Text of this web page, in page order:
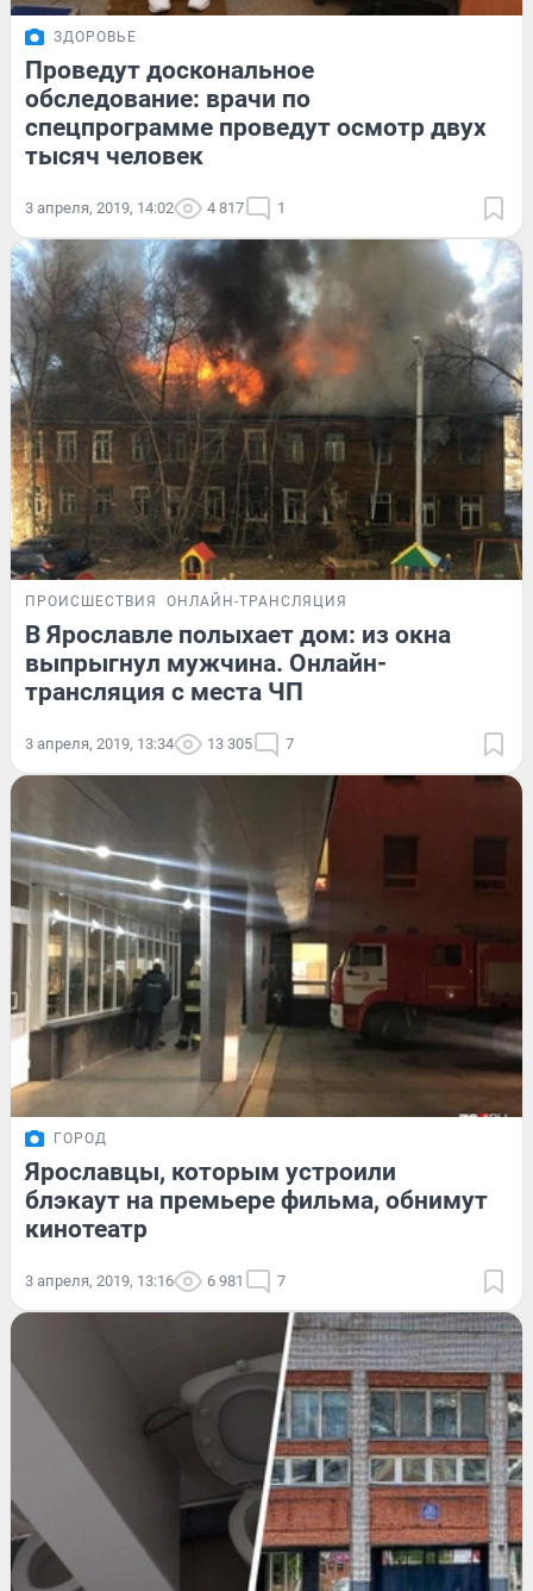
ЗДОРОВЬЕ
Проведут доскональное
обследование: врачи по
спецпрограмме проведут осмотр двух
тысяч человек
3 апреля, 2019, 14:02 4 817 1
ПРОИСШЕСТВИЯ ОНЛАЙН-ТРАНСЛЯЦИЯ
В Ярославле полыхает дом: из окна
выпрыгнул мужчина. Онлайн-
трансляция с места ЧП
3 апреля, 2019, 13:34 13 305 7
ГОРОД
Ярославцы, которым устроили
блэкаут на премьере фильма, обнимут
кинотеатр
3 апреля, 2019, 13:16 6 981 7